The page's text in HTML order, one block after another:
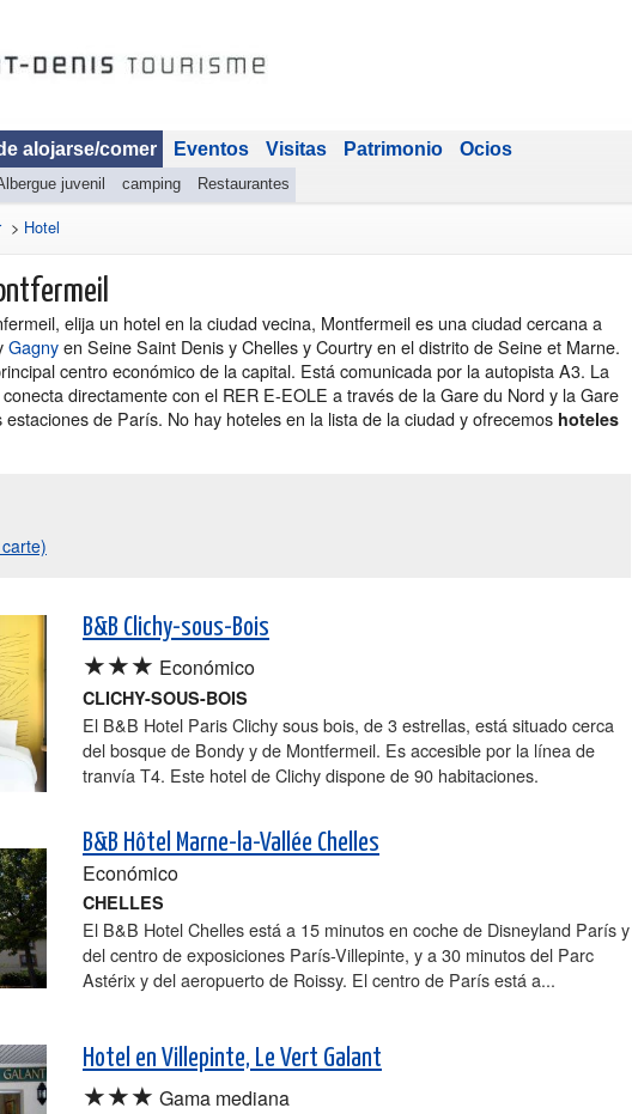
alojarse/comer
juvenil camping Restaurantes
Eventos Visitas Patrimonio Ocios
> Hotel
elija un hotel en la ciudad vecina, Montfermeil es una ciudad cercana a
Gagnyen Seine Saint Denis y Chelles y Courtry en el distrito de Seine et Marne.
centro económico de la capital. Está comunicada por la autopista A3. La
directamente con el RER E-EOLE a través de la Gare du Nord y la Gare
de París. No hay hoteles en la lista de la ciudad y ofrecemos hoteles
B&B Clichy-sous-Bois
★★★ Económico
CLICHY-SOUS-BOIS
El B&B Hotel Paris Clichy sous bois, de 3 estrellas, está situado cerca
del bosque de Bondy y de Montfermeil. Es accesible por la línea de
tranvía T4. Este hotel de Clichy dispone de 90 habitaciones.
B&B Hôtel Marne-la-Vallée Chelles
Económico
CHELLES
El B&B Hotel Chelles está a 15 minutos en coche de Disneyland París y
del centro de exposiciones París-Villepinte, y a 30 minutos del Parc
Astérix y del aeropuerto de Roissy. El centro de París está a...
Hotel en Villepinte, Le Vert Galant
★★★ Gama mediana